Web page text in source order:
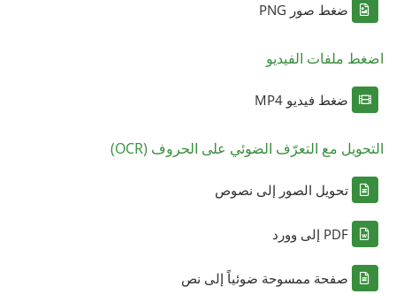
ضغط صور PNG
اضغط ملفات الفيديو
ضغط فيديو MP4
التحويل مع التعرّف الضوئي على الحروف (OCR)
تحويل الصور إلى نصوص
PDF إلى وورد
صفحة ممسوحة ضوئياً إلى نص